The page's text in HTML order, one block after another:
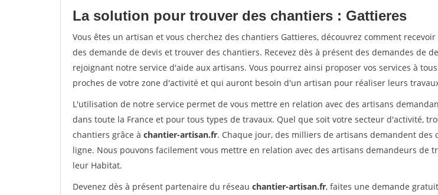
La solution pour trouver des chantiers : Gattieres
Vous êtes un artisan et vous cherchez des chantiers Gattieres, découvrez comment
des demande de devis et trouver des chantiers. Recevez dès à présent des demandes de
rejoignant notre service d'aide aux artisans. Vous pourrez ainsi proposer vos services à
proches de votre zone d'activité et qui auront besoin d'un artisan pour réaliser leurs
L'utilisation de notre service permet de vous mettre en relation avec des artisans
dans toute la France et pour tous types de travaux. Quel que soit votre secteur d'activité,
chantiers grâce à chantier-artisan.fr. Chaque jour, des milliers de artisans demandent des
ligne. Nous pouvons facilement vous mettre en relation avec des artisans demandeurs de
leur Habitat.
Devenez dès à présent partenaire du réseau chantier-artisan.fr, faites une demande